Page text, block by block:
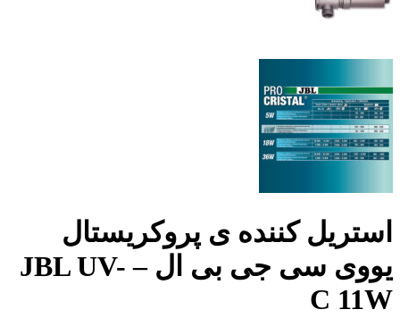
استریل کننده ی پروکریستال
یووی سی جی بی ال – JBL UV-
C 11W